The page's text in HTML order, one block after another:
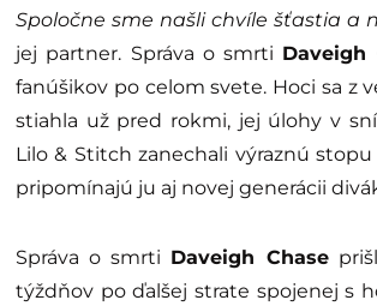
Spoločne sme našli chvíle šťastia a
jej partner. Správa o smrti Daveigh
fanúšikov po celom svete. Hoci sa z
stiahla už pred rokmi, jej úlohy v
Lilo & Stitch zanechali výraznú
pripomínajú ju aj novej generácii
Správa o smrti Daveigh Chase
týždňov po ďalšej strate spojenej s